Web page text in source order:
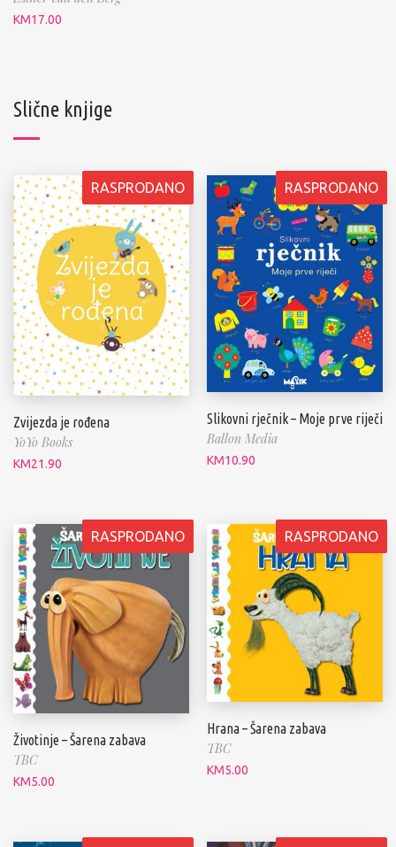
KM17.00
Slične knjige
RASPRODANO
Zvijezda je rođena
YoYo Books
KM21.90
RASPRODANO
Slikovni rječnik – Moje prve riječi
Ballon Media
KM10.90
RASPRODANO
Životinje – Šarena zabava
TBC
KM5.00
RASPRODANO
Hrana – Šarena zabava
TBC
KM5.00